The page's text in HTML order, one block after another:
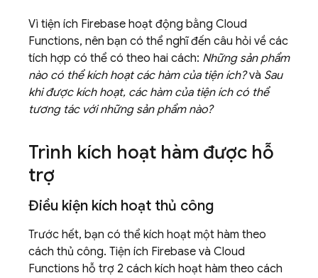
Vì tiện ích Firebase hoạt động bằng Cloud
Functions, nên bạn có thể nghĩ đến câu hỏi về các
tích hợp có thể có theo hai cách: Những sản phẩm
nào có thể kích hoạt các hàm của tiện ích?và Sau
khi được kích hoạt, các hàm của tiện ích có thể
tương tác với những sản phẩm nào?
Trình kích hoạt hàm được hỗ
trợ
Điều kiện kích hoạt thủ công
Trước hết, bạn có thể kích hoạt một hàm theo
cách thủ công. Tiện ích Firebase và Cloud
Functions hỗ trợ 2 cách kích hoạt hàm theo cách